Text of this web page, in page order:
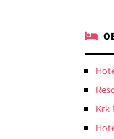
Krk